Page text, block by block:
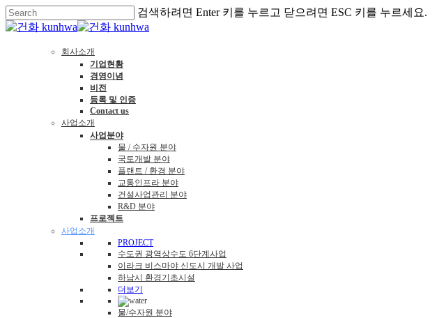
검색하려면 Enter 키를 누르고 닫으려면 ESC 키를 누르세요.
회사소개
기업현황
경영이념
비전
등록 및 인증
Contact us
사업소개
사업분야
물 / 수자원 분야
국토개발 분야
플랜트 / 환경 분야
교통인프라 분야
건설사업관리 분야
R&D 분야
프로젝트
사업소개
PROJECT
수도권 광역상수도 6단계사업
이라크 비스마야 신도시 개발 사업
하남시 환경기초시설
더보기
물/수자원 분야